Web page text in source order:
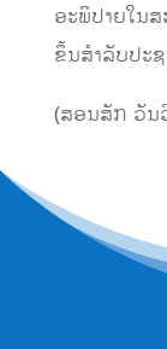
ອະພິປາຍໃນສ
ຂຶ້ນສຳລັບປະ
​(ສອນສັກ ວັນ